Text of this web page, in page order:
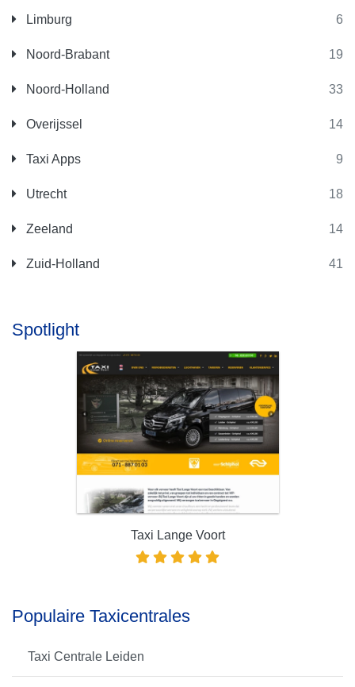
Limburg 6
Noord-Brabant 19
Noord-Holland 33
Overijssel 14
Taxi Apps 9
Utrecht 18
Zeeland 14
Zuid-Holland 41
Spotlight
Taxi Lange Voort
Populaire Taxicentrales
Taxi Centrale Leiden